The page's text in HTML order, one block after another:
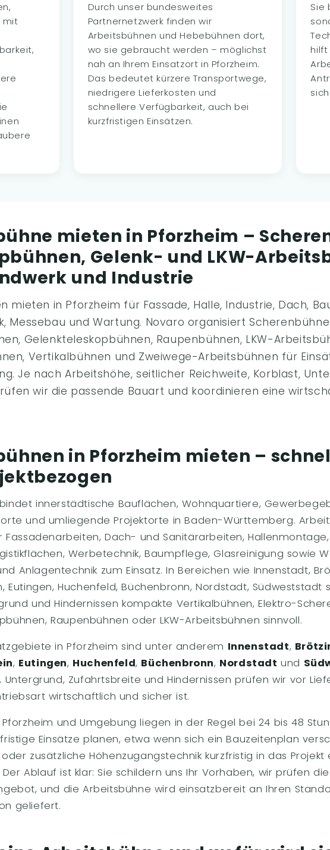
mit
Durch unser bundesweites
Partnernetzwerk finden wir
Arbeitsbühnen und Hebebühnen dort,
wo sie gebraucht werden – möglichst
nah an Ihrem Einsatzort in Pforzheim.
Das bedeutet kürzere Transportwege,
niedrigere Lieferkosten und
schnellere Verfügbarkeit, auch bei
kurzfristigen Einsätzen.
Sie
hilft
mieten in Pforzheim –
Gelenk- und LKW-
und Industrie
mieten in Pforzheim für Fassade, Halle, Industrie, Dach,
Messebau und Wartung. Novaro organisiert
Gelenkteleskopbühnen, Raupenbühnen, LKW-
Vertikalbühnen und Zweiwege-Arbeitsbühnen für
Je nach Arbeitshöhe, seitlicher Reichweite, Korblast,
wir die passende Bauart und koordinieren eine
in Pforzheim mieten –
innerstädtische Bauflächen, Wohnquartiere,
und umliegende Projektorte in Baden-Württemberg.
Fassadenarbeiten, Dach- und Sanitärarbeiten,
Werbetechnik, Baumpflege, Glasreinigung sowie
Anlagentechnik zum Einsatz. In Bereichen wie Innenstadt,
Eutingen, Huchenfeld, Büchenbronn, Nordstadt, Südweststadt
und Hindernissen kompakte Vertikalbühnen, Elektro-
Raupenbühnen oder LKW-Arbeitsbühnen sinnvoll.
in Pforzheim sind unter anderem Innenstadt,
, Eutingen, Huchenfeld, Büchenbronn, Nordstadt und
Untergrund, Zufahrtsbreite und Hindernissen prüfen wir vor
wirtschaftlich und sicher ist.
und Umgebung liegen in der Regel bei 24 bis 48
Einsätze planen, etwa wenn sich ein Bauzeitenplan
zusätzliche Höhenzugangstechnik kurzfristig in das
Ablauf ist klar: Sie schildern uns Ihr Vorhaben, wir prüfen
und die Arbeitsbühne wird einsatzbereit an Ihren
geliefert.